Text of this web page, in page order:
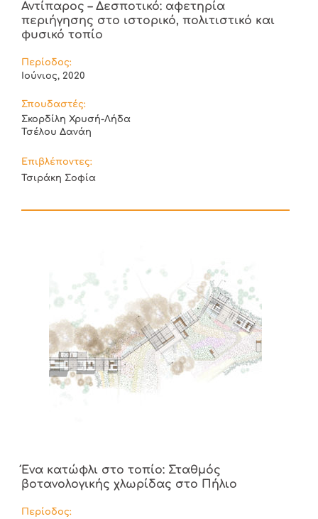
Αντίπαρος – Δεσποτικό: αφετηρία
περιήγησης στο ιστορικό, πολιτιστικό και
φυσικό τοπίο
Περίοδος:
Ιούνιος, 2020
Σπουδαστές:
Σκορδίλη Χρυσή-Λήδα
Τσέλου Δανάη
Επιβλέποντες:
Τσιράκη Σοφία
Ένα κατώφλι στο τοπίο: Σταθμός
βοτανολογικής χλωρίδας στο Πήλιο
Περίοδος: